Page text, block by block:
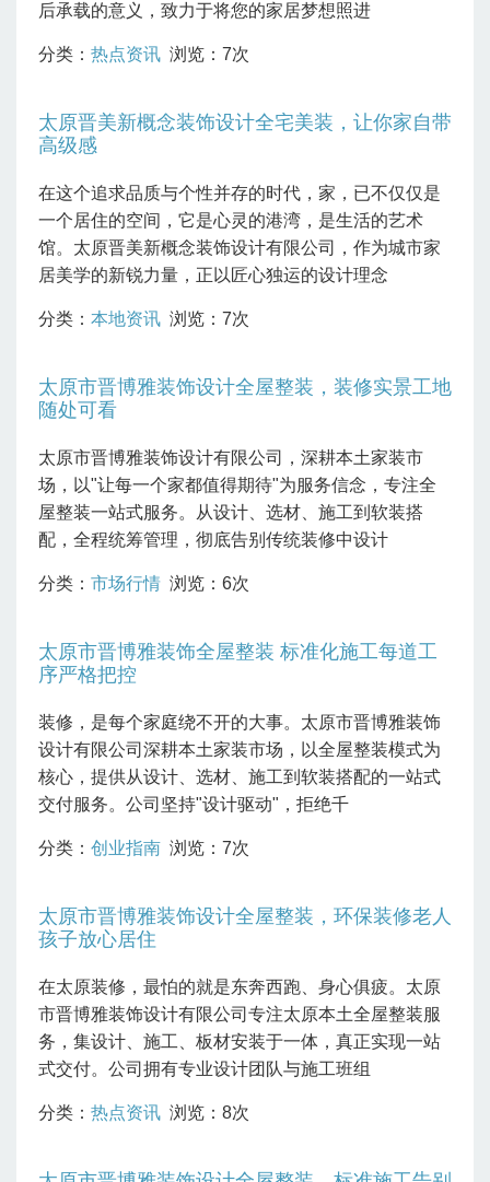
后承载的意义，致力于将您的家居梦想照进
分类： 热点资讯 浏览：7次
太原晋美新概念装饰设计全宅美装，让你家自带
高级感
在这个追求品质与个性并存的时代，家，已不仅仅是
一个居住的空间，它是心灵的港湾，是生活的艺术
馆。太原晋美新概念装饰设计有限公司，作为城市家
居美学的新锐力量，正以匠心独运的设计理念
分类： 本地资讯 浏览：7次
太原市晋博雅装饰设计全屋整装，装修实景工地
随处可看
太原市晋博雅装饰设计有限公司，深耕本土家装市
场，以"让每一个家都值得期待"为服务信念，专注全
屋整装一站式服务。从设计、选材、施工到软装搭
配，全程统筹管理，彻底告别传统装修中设计
分类： 市场行情 浏览：6次
太原市晋博雅装饰全屋整装 标准化施工每道工
序严格把控
装修，是每个家庭绕不开的大事。太原市晋博雅装饰
设计有限公司深耕本土家装市场，以全屋整装模式为
核心，提供从设计、选材、施工到软装搭配的一站式
交付服务。公司坚持"设计驱动"，拒绝千
分类： 创业指南 浏览：7次
太原市晋博雅装饰设计全屋整装，环保装修老人
孩子放心居住
在太原装修，最怕的就是东奔西跑、身心俱疲。太原
市晋博雅装饰设计有限公司专注太原本土全屋整装服
务，集设计、施工、板材安装于一体，真正实现一站
式交付。公司拥有专业设计团队与施工班组
分类： 热点资讯 浏览：8次